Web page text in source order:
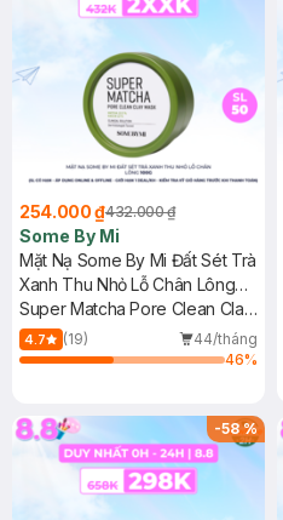
254.000 ₫432.000 ₫
Some By Mi
Mặt Nạ Some By Mi Đất Sét Trà
Xanh Thu Nhỏ Lỗ Chân Lông
100g
Super Matcha Pore Clean Clay
Mask
4.7 (19)
44/tháng
46%
-58%